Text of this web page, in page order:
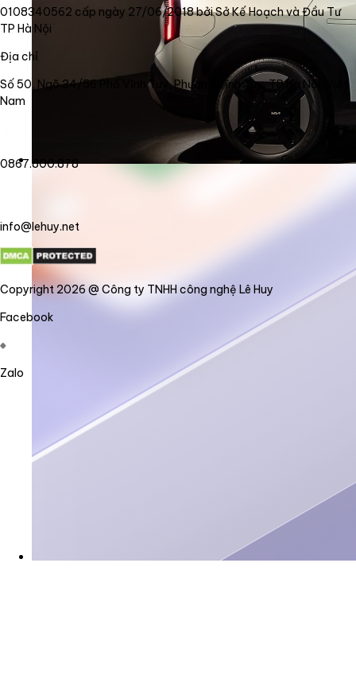
0108340562 cấp ngày 27/06/2018 bởi Sở Kế Hoạch và Đầu Tư
TP Hà Nội
Địa chỉ
Số 50, Ngõ 34/56 Phố Vĩnh Tuy, Phường Vĩnh Tuy, TP Hà Nội, Việt
Nam
0867.800.878
info@lehuy.net
Copyright 2026 @ Công ty TNHH công nghệ Lê Huy
Facebook
Zalo